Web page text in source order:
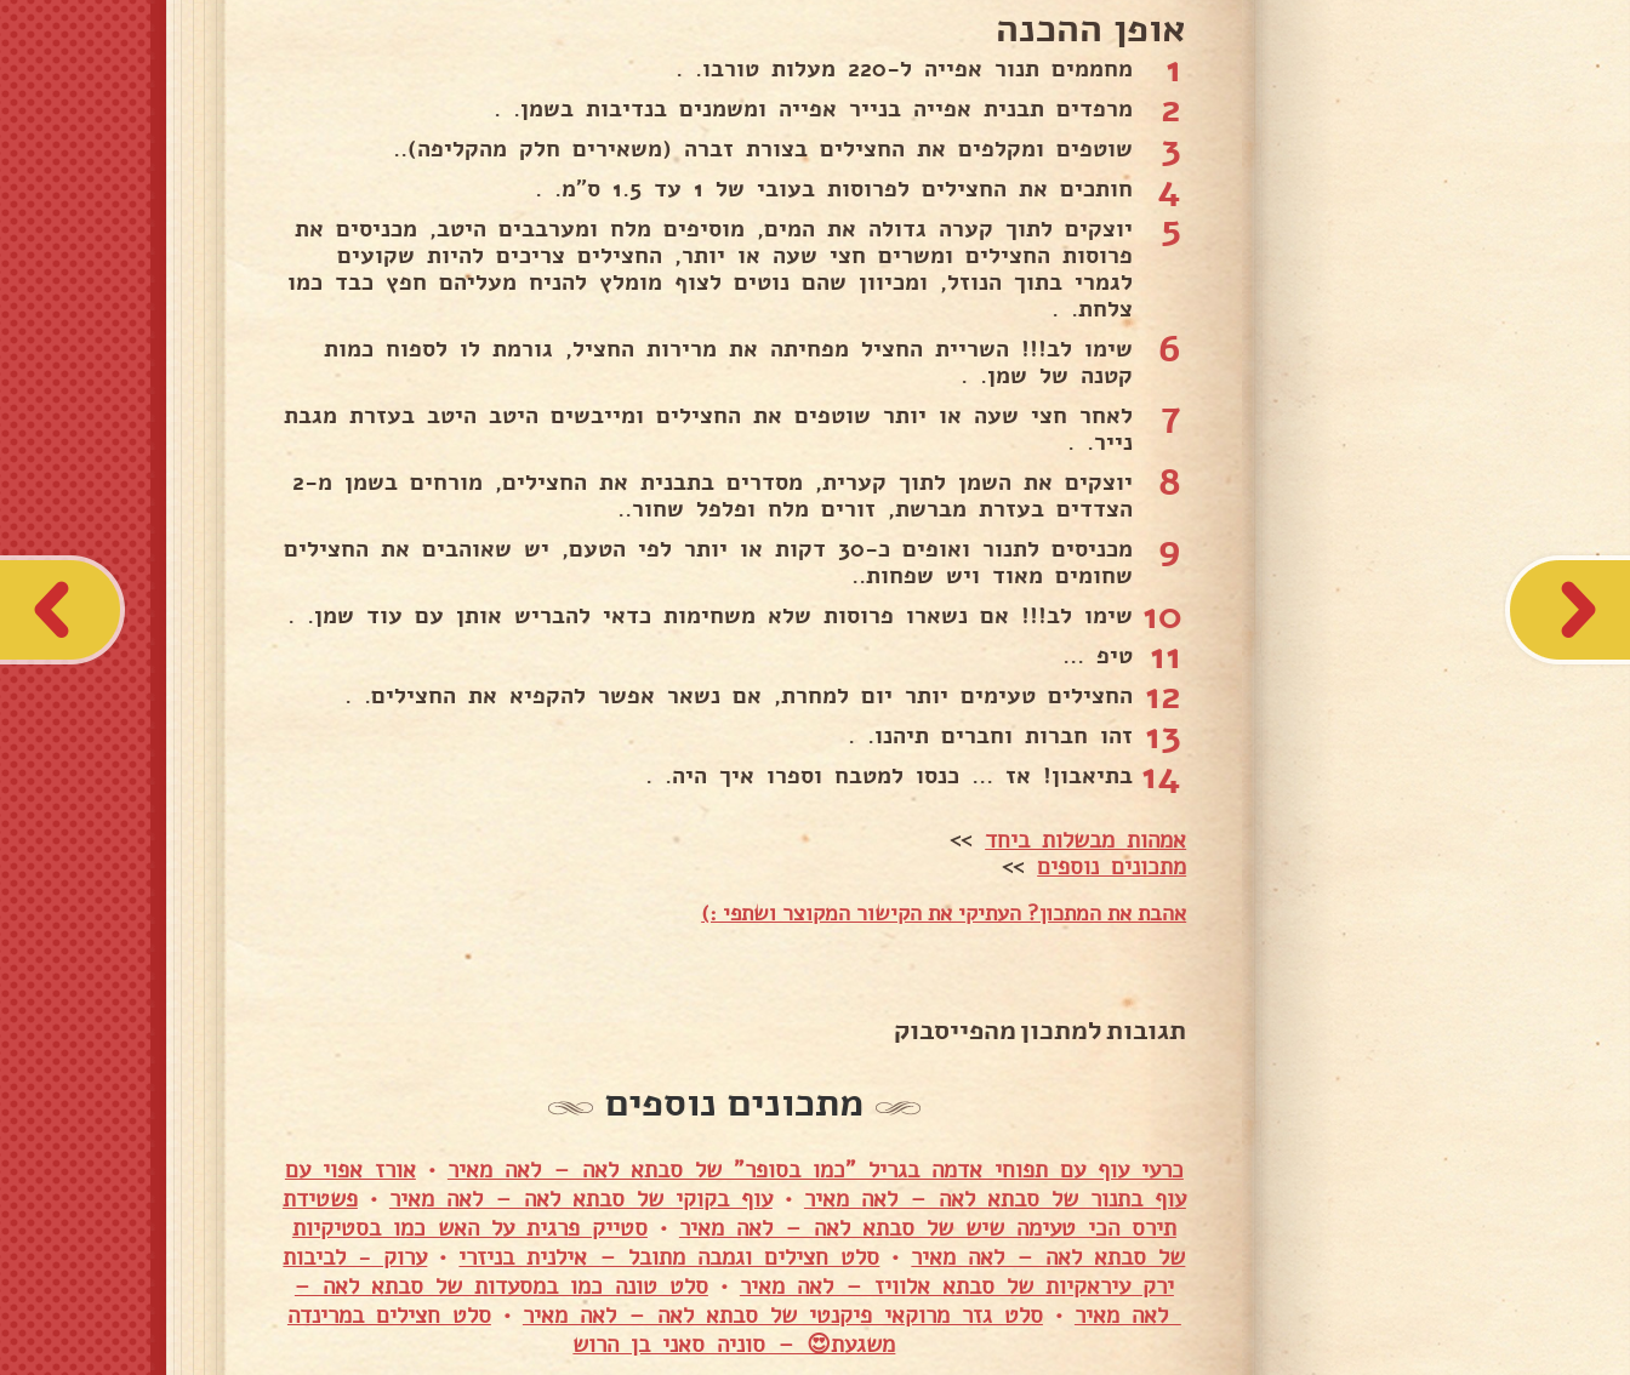
אופן ההכנה
1 מחממים תנור אפייה ל-220 מעלות טורבו. .
2 מרפדים תבנית אפייה בנייר אפייה ומשמנים בנדיבות בשמן. .
3 שוטפים ומקלפים את החצילים בצורת זברה (משאירים חלק מהקליפה)..
4 חותכים את החצילים לפרוסות בעובי של 1 עד 1.5 ס"מ. .
5
יוצקים לתוך קערה גדולה את המים, מוסיפים מלח ומערבבים היטב, מכניסים את
פרוסות החצילים ומשרים חצי שעה או יותר, החצילים צריכים להיות שקועים
לגמרי בתוך הנוזל, ומכיוון שהם נוטים לצוף מומלץ להניח מעליהם חפץ כבד כמו
צלחת. .
6
שימו לב!!! השריית החציל מפחיתה את מרירות החציל, גורמת לו לספוח כמות
קטנה של שמן. .
7
לאחר חצי שעה או יותר שוטפים את החצילים ומייבשים היטב היטב בעזרת מגבת
נייר. .
8
יוצקים את השמן לתוך קערית, מסדרים בתבנית את החצילים, מורחים בשמן מ-2
הצדדים בעזרת מברשת, זורים מלח ופלפל שחור..
9
מכניסים לתנור ואופים כ-30 דקות או יותר לפי הטעם, יש שאוהבים את החצילים
שחומים מאוד ויש שפחות..
10 שימו לב!!! אם נשארו פרוסות שלא משחימות כדאי להבריש אותן עם עוד שמן. .
11 טיפ ...
12 החצילים טעימים יותר יום למחרת, אם נשאר אפשר להקפיא את החצילים. .
13 זהו חברות וחברים תיהנו. .
14 בתיאבון! אז ... כנסו למטבח וספרו איך היה. .
אמהות מבשלות ביחד >>
מתכונים נוספים>>
אהבת את המתכון? העתיקי את הקישור המקוצר ושתפי :)
תגובות למתכון מהפייסבוק
מתכונים נוספים
כרעי עוף עם תפוחי אדמה בגריל "כמו בסופר" של סבתא לאה – לאה מאיר •אורז אפוי עם
עוף בתנור של סבתא לאה – לאה מאיר •עוף בקוקי של סבתא לאה – לאה מאיר •פשטידת
תירס הכי טעימה שיש של סבתא לאה – לאה מאיר •סטייק פרגית על האש כמו בסטיקיות
של סבתא לאה – לאה מאיר • סלט חצילים וגמבה מתובל – אילנית בניזרי •ערוק - לביבות
ירק עיראקיות של סבתא אלוויז – לאה מאיר •סלט טונה כמו במסעדות של סבתא לאה –
לאה מאיר •סלט גזר מרוקאי פיקנטי של סבתא לאה – לאה מאיר •סלט חצילים במרינדה
משגעת😍 – סוניה סאני בן הרוש